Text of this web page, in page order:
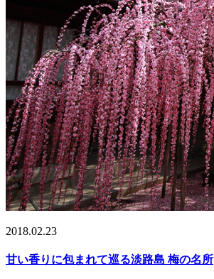
2018.02.23
甘い香りに包まれて巡る淡路島 梅の名所